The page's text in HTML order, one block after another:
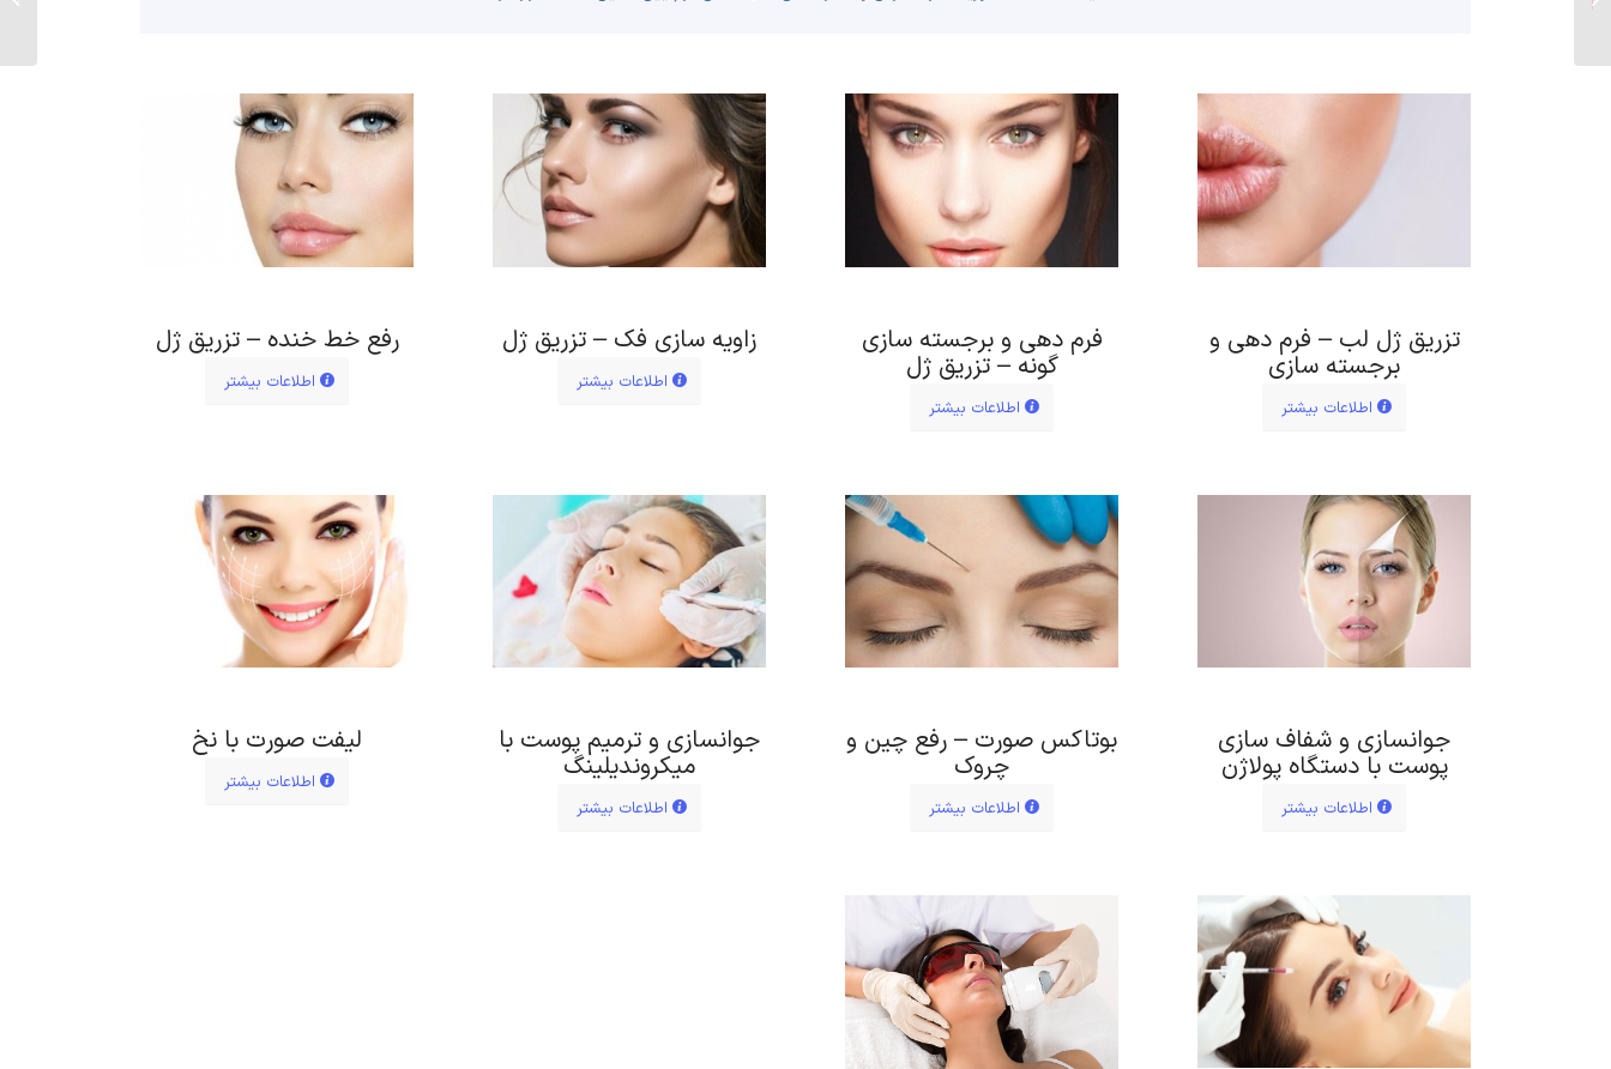
تزریق ژل لب – فرم دهی و
برجسته سازی
اطلاعات بیشتر
فرم دهی و برجسته سازی
گونه – تزریق ژل
اطلاعات بیشتر
زاویه سازی فک – تزریق ژل
اطلاعات بیشتر
رفع خط خنده – تزریق ژل
اطلاعات بیشتر
جوانسازی و شفاف سازی
پوست با دستگاه پولاژن
اطلاعات بیشتر
بوتاکس صورت – رفع چین و
چروک
اطلاعات بیشتر
جوانسازی و ترمیم پوست با
میکروندیلینگ
اطلاعات بیشتر
لیفت صورت با نخ
اطلاعات بیشتر